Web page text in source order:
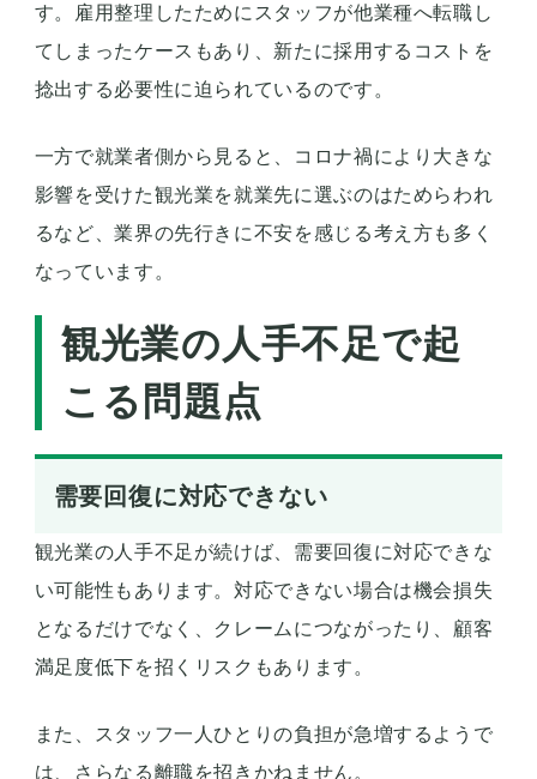
す。雇用整理したためにスタッフが他業種へ転職し
てしまったケースもあり、新たに採用するコストを
捻出する必要性に迫られているのです。
一方で就業者側から見ると、コロナ禍により大きな
影響を受けた観光業を就業先に選ぶのはためらわれ
るなど、業界の先行きに不安を感じる考え方も多く
なっています。
観光業の人手不足で起
こる問題点
需要回復に対応できない
観光業の人手不足が続けば、需要回復に対応できな
い可能性もあります。対応できない場合は機会損失
となるだけでなく、クレームにつながったり、顧客
満足度低下を招くリスクもあります。
また、スタッフ一人ひとりの負担が急増するようで
は、さらなる離職を招きかねません。